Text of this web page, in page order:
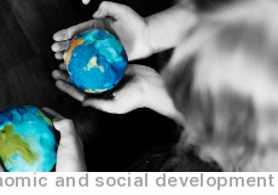
and social development